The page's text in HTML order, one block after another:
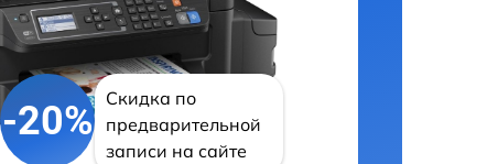
-20%
Скидка по
предварительной
записи на сайте